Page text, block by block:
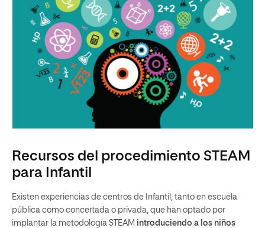
Recursos del procedimiento STEAM
para Infantil
Existen experiencias de centros de Infantil, tanto en escuela
pública como concertada o privada, que han optado por
implantar la metodología STEAM introduciendo a los niños